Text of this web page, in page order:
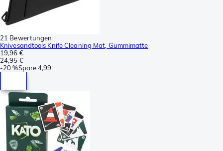
21 Bewertungen
Knivesandtools Knife Cleaning Mat, Gummimatte
19,96 €
24,95 €
-20 %Spare4,99